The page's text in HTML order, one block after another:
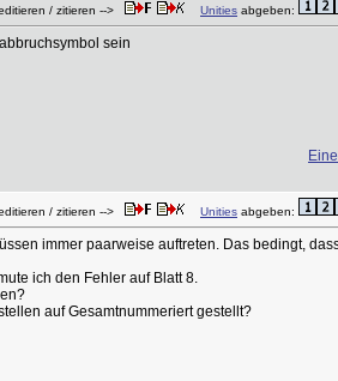
/ zitieren --> Unities abgeben:
sein
/ zitieren --> Unities abgeben:
immer paarweise auftreten. Das bedingt,
ich den Fehler auf Blatt 8.
auf Gesamtnummeriert gestellt?